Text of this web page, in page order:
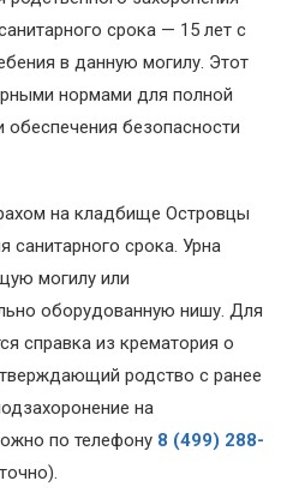
срока — 15 лет с
в данную могилу. Этот
нормами для полной
обеспечения безопасности
на кладбище Островцы
срока. Урна
могилу или
оборудованную нишу. Для
справка из крематория о
родство с ранее
на
по телефону 8 (499) 288-